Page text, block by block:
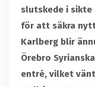
slutskede i sikte
för att säkra
Karlberg blir
Örebro
entré, vilket